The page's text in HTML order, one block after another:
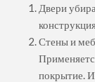
Двери
Стены и
покрытие.